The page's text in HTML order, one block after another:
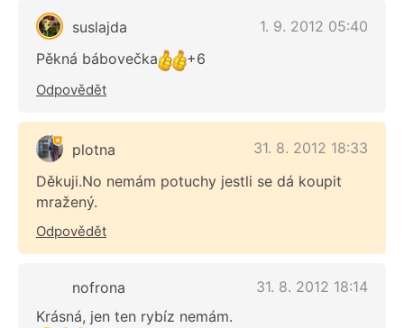
suslajda
1. 9. 2012 05:40
Pěkná bábovečka
+6
Odpovědět
plotna
31. 8. 2012 18:33
Děkuji.No nemám potuchy jestli se dá koupit
mražený.
Odpovědět
nofrona
31. 8. 2012 18:14
Krásná, jen ten rybíz nemám.